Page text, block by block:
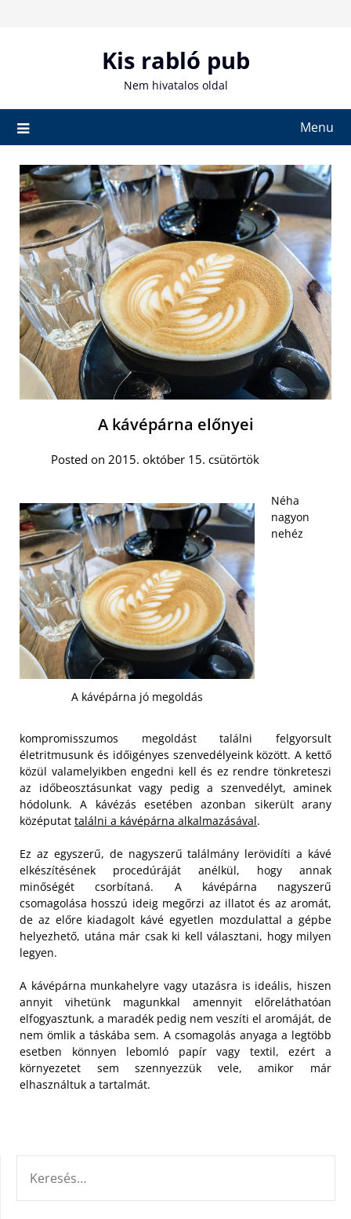
Kis rabló pub
Nem hivatalos oldal
Menu
A kávépárna előnyei
Posted on 2015. október 15. csütörtök
A kávépárna jó megoldás
Néha
nagyon
nehéz
kompromisszumos megoldást találni felgyorsult
életritmusunk és időigényes szenvedélyeink között. A kettő
közül valamelyikben engedni kell és ez rendre tönkreteszi
az időbeosztásunkat vagy pedig a szenvedélyt, aminek
hódolunk. A kávézás esetében azonban sikerült arany
középutat találni a kávépárna alkalmazásával.
Ez az egyszerű, de nagyszerű találmány lerövidíti a kávé
elkészítésének procedúráját anélkül, hogy annak
minőségét csorbítaná. A kávépárna nagyszerű
csomagolása hosszú ideig megőrzi az illatot és az aromát,
de az előre kiadagolt kávé egyetlen mozdulattal a gépbe
helyezhető, utána már csak ki kell választani, hogy milyen
legyen.
A kávépárna munkahelyre vagy utazásra is ideális, hiszen
annyit vihetünk magunkkal amennyit előreláthatóan
elfogyasztunk, a maradék pedig nem veszíti el aromáját, de
nem ömlik a táskába sem. A csomagolás anyaga a legtöbb
esetben könnyen lebomló papír vagy textil, ezért a
környezetet sem szennyezzük vele, amikor már
elhasználtuk a tartalmát.